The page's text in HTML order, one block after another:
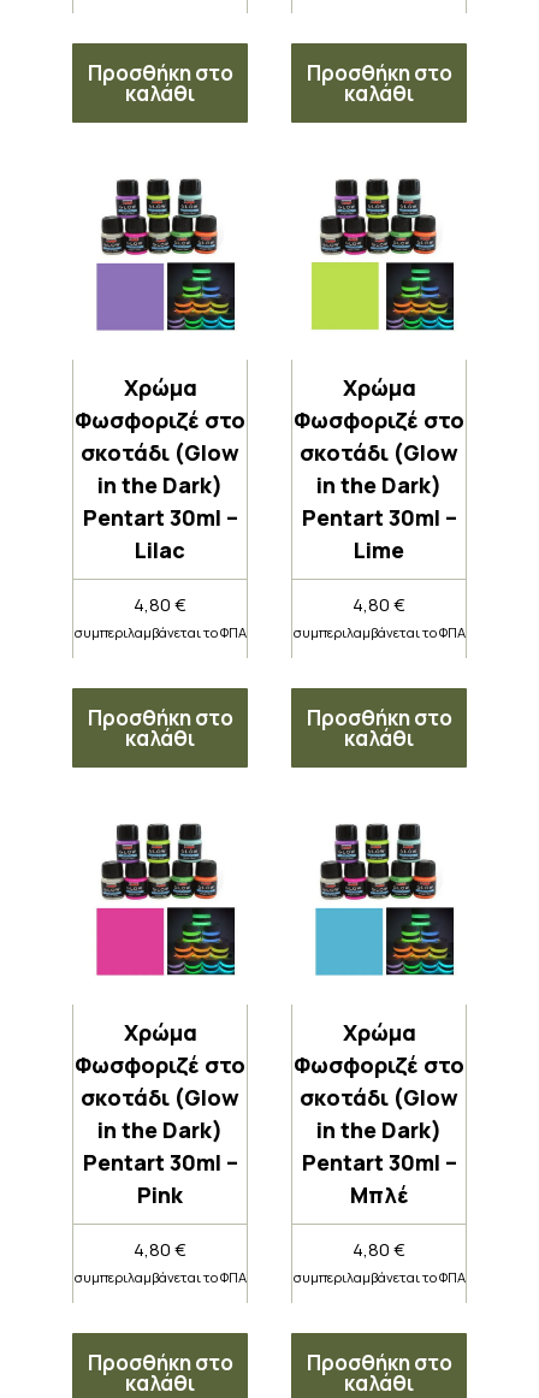
Προσθήκη στο
καλάθι
Προσθήκη στο
καλάθι
Χρώμα
Φωσφοριζέ στο
σκοτάδι (Glow
in the Dark)
Pentart 30ml –
Lilac
4,80€
συμπεριλαμβάνεται το ΦΠΑ
Προσθήκη στο
καλάθι
Χρώμα
Φωσφοριζέ στο
σκοτάδι (Glow
in the Dark)
Pentart 30ml –
Lime
4,80€
συμπεριλαμβάνεται το ΦΠΑ
Προσθήκη στο
καλάθι
Χρώμα
Φωσφοριζέ στο
σκοτάδι (Glow
in the Dark)
Pentart 30ml –
Pink
4,80€
συμπεριλαμβάνεται το ΦΠΑ
Προσθήκη στο
καλάθι
Χρώμα
Φωσφοριζέ στο
σκοτάδι (Glow
in the Dark)
Pentart 30ml –
Μπλέ
4,80€
συμπεριλαμβάνεται το ΦΠΑ
Προσθήκη στο
καλάθι